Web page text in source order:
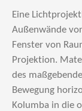
Eine
Außenwände
Fenster von
Projektion.
des
Bewegung
Kolumba in die